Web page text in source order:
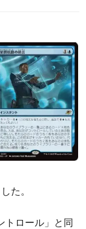
た。
トロール」と同